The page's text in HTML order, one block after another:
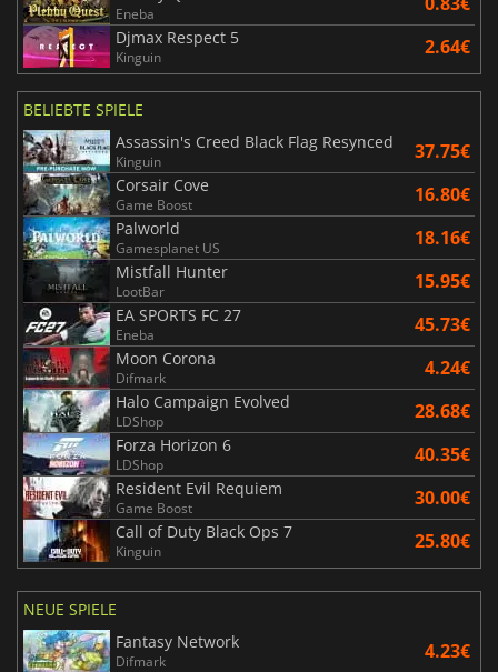
Eneba
Djmax Respect 5
Kinguin 2.64€
BELIEBTE SPIELE
Assassin's Creed Black Flag Resynced
Kinguin 37.75€
Corsair Cove
Game Boost 16.80€
Palworld
Gamesplanet US 18.16€
Mistfall Hunter
LootBar 15.95€
EA SPORTS FC 27
Eneba 45.73€
Moon Corona
Difmark 4.24€
Halo Campaign Evolved
LDShop 28.68€
Forza Horizon 6
LDShop 40.35€
Resident Evil Requiem
Game Boost 30.00€
Call of Duty Black Ops 7
Kinguin 25.80€
NEUE SPIELE
Fantasy Network
Difmark 4.23€